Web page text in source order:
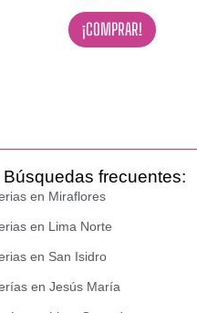
¡COMPRAR!
Búsquedas frecuentes:
en Miraflores
en Lima Norte
en San Isidro
en Jesús María